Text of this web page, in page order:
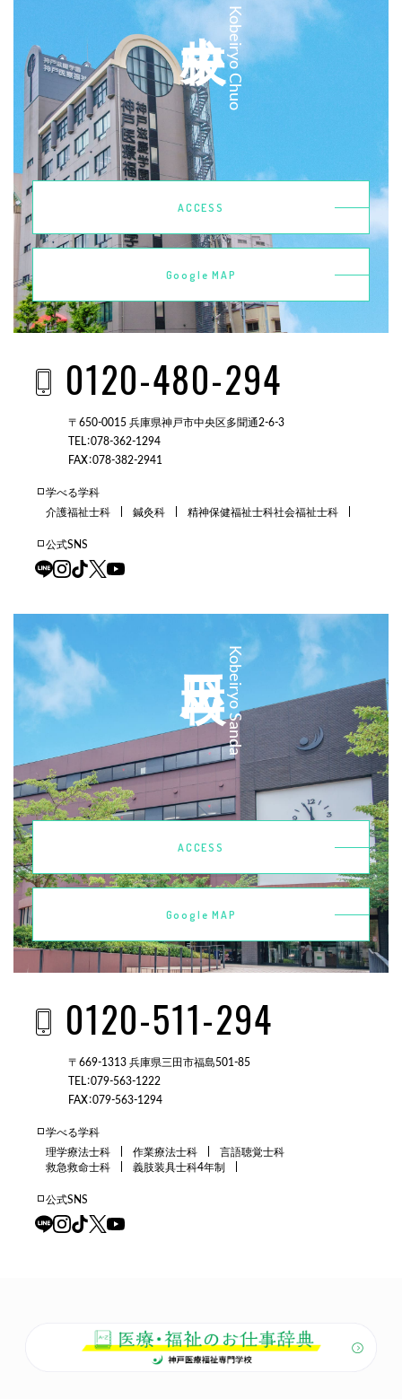
Kobeiryo Chuo
ACCESS
Google MAP
0120-480-294
〒650-0015 兵庫県神戸市中央区多聞通2-6-3
TEL：078-362-1294
FAX：078-382-2941
学べる学科
介護福祉士科
鍼灸科 精神保健福祉士科社会福祉士科
公式SNS
Kobeiryo Sanda
ACCESS
Google MAP
0120-511-294
〒669-1313 兵庫県三田市福島501-85
TEL：079-563-1222
FAX：079-563-1294
学べる学科
理学療法士科
作業療法士科
言語聴覚士科
救急救命士科
義肢装具士科4年制
公式SNS